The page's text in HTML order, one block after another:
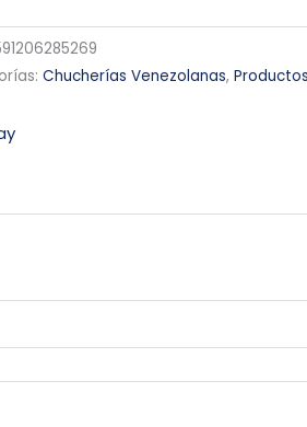
Chucherías Venezolanas,